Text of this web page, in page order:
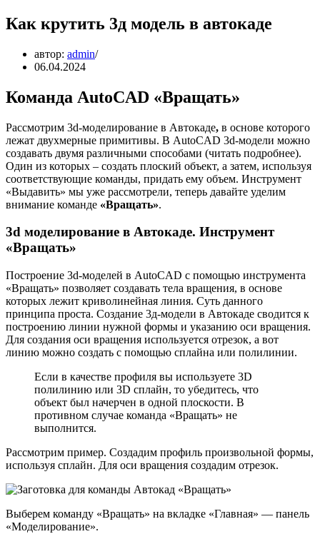
Как крутить 3д модель в автокаде
автор: admin
06.04.2024
Команда AutoCAD «Вращать»
Рассмотрим 3d-моделирование в Автокаде, в основе которого
лежат двухмерные примитивы. В AutoCAD 3d-модели можно
создавать двумя различными способами (читать подробнее).
Один из которых – создать плоский объект, а затем, используя
соответствующие команды, придать ему объем. Инструмент
«Выдавить» мы уже рассмотрели, теперь давайте уделим
внимание команде «Вращать».
3d моделирование в Автокаде. Инструмент
«Вращать»
Построение 3d-моделей в AutoCAD с помощью инструмента
«Вращать» позволяет создавать тела вращения, в основе
которых лежит криволинейная линия. Суть данного
принципа проста. Создание 3д-модели в Автокаде сводится к
построению линии нужной формы и указанию оси вращения.
Для создания оси вращения используется отрезок, а вот
линию можно создать с помощью сплайна или полилинии.
Если в качестве профиля вы используете 3D
полилинию или 3D сплайн, то убедитесь, что
объект был начерчен в одной плоскости. В
противном случае команда «Вращать» не
выполнится.
Рассмотрим пример. Создадим профиль произвольной формы,
используя сплайн. Для оси вращения создадим отрезок.
Выберем команду «Вращать» на вкладке «Главная» — панель
«Моделирование».